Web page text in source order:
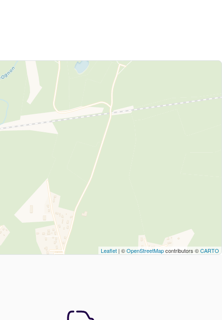
Leaflet | ©OpenStreetMapcontributors ©CARTO